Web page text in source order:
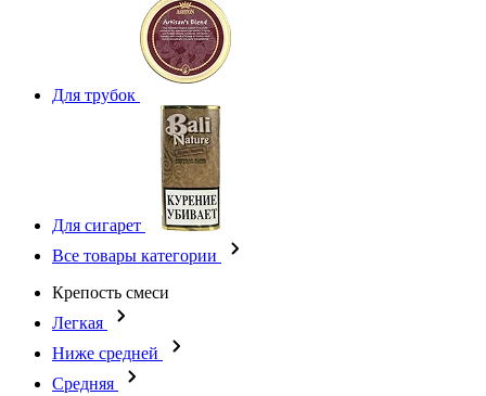
Для трубок
Для сигарет
Все товары категории
Крепость смеси
Легкая
Ниже средней
Средняя